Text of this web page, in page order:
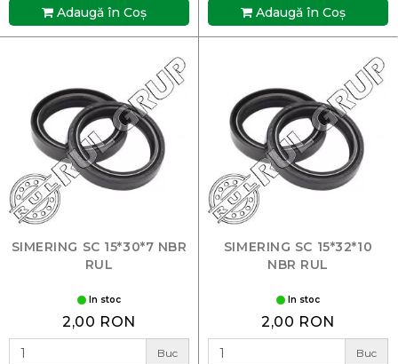
Adaugă în Coş Adaugă în Coş
SIMERING SC 15*30*7 NBR
RUL
In stoc
2,00 RON
Buc
SIMERING SC 15*32*10
NBR RUL
In stoc
2,00 RON
Buc